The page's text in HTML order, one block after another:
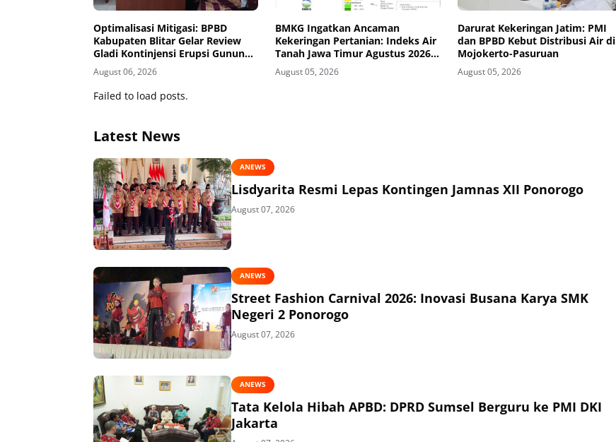
Optimalisasi Mitigasi: BPBD
Kabupaten Blitar Gelar Review
Gladi Kontinjensi Erupsi Gunung
Kelud
August 06, 2026
BMKG Ingatkan Ancaman
Kekeringan Pertanian: Indeks Air
Tanah Jawa Timur Agustus 2026
Masuk Kategori Kurang
August 05, 2026
Darurat Kekeringan Jatim: PMI
dan BPBD Kebut Distribusi Air di
Mojokerto-Pasuruan
August 05, 2026
Failed to load posts.
Latest News
ANEWS
Lisdyarita Resmi Lepas Kontingen Jamnas XII Ponorogo
August 07, 2026
ANEWS
Street Fashion Carnival 2026: Inovasi Busana Karya SMK
Negeri 2 Ponorogo
August 07, 2026
ANEWS
Tata Kelola Hibah APBD: DPRD Sumsel Berguru ke PMI DKI
Jakarta